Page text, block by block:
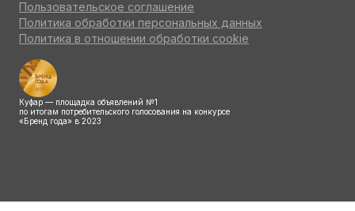
Пользовательское соглашение
Политика обработки персональных данных
Политика в отношении обработки cookie
Куфар — площадка объявлений №1
по итогам потребительского голосования на конкурсе
«Бренд года» в 2023